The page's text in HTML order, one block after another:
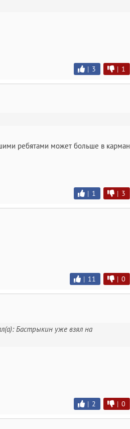
| 3 | 1
ребятами может больше в карман
| 1 | 3
| 11 | 0
Бастрыкин уже взял на
| 2 | 0